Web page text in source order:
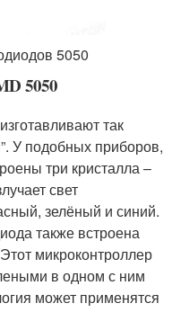
5050
5050
так
У подобных приборов,
три кристалла –
свет
зелёный и синий.
также встроена
микроконтроллер
в одном с ним
может применятся